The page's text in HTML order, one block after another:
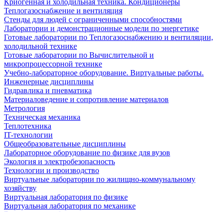
Криогенная и холодильная техника. Кондиционеры
Теплогазоснабжение и вентиляция
Стенды для людей с ограниченными способностями
Лаборатории и демонстрационные модели по энергетике
Готовые лаборатории по Теплогазоснабжению и вентиляции,
холодильной технике
Готовые лаборатории по Вычислительной и
микропроцессорной технике
Учебно-лабораторное оборудование. Виртуальные работы.
Инженерные дисциплины
Гидравлика и пневматика
Материаловедение и сопротивление материалов
Метрология
Техническая механика
Теплотехника
IT-технологии
Общеобразовательные дисциплины
Лабораторное оборудование по физике для вузов
Экология и электробезопасность
Технологии и производство
Виртуальные лаборатории по жилищно-коммунальному
хозяйству
Виртуальная лаборатория по физике
Виртуальная лаборатория по механике